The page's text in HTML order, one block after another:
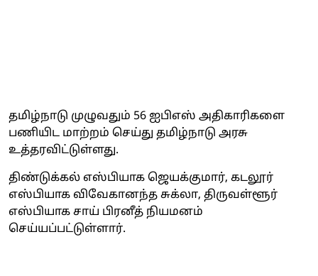
தமிழ்நாடு முழுவதும் 56 ஐபிஎஸ் அதிகாரிகளை
பணியிட மாற்றம் செய்து தமிழ்நாடு அரசு
உத்தரவிட்டுள்ளது.
திண்டுக்கல் எஸ்பியாக ஜெயக்குமார், கடலூர்
எஸ்பியாக விவேகானந்த சுக்லா, திருவள்ளூர்
எஸ்பியாக சாய் பிரனீத் நியமனம்
செய்யப்பட்டுள்ளார்.